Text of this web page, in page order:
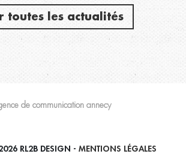
toutes les actualités
de communication annecy
RL2B DESIGN - MENTIONS LÉGALES